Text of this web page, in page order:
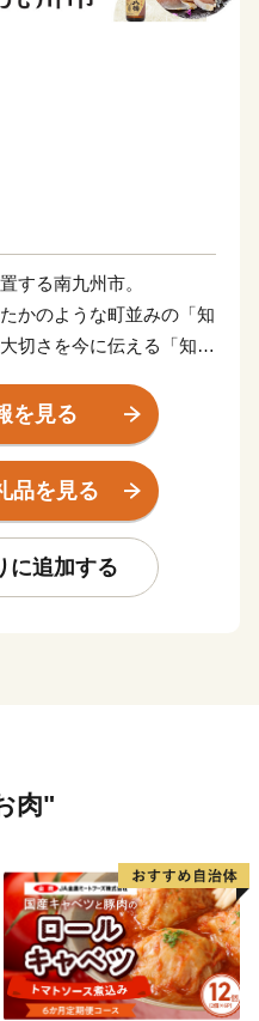
する南九州市。
かのような町並みの「知
切さを今に伝える「知覧
伝統的工芸品に指定され
れています。
の生産量を誇る「知覧
産物のほか、鹿児島黒
さと納税でぜひお楽しみ
を見る
品を見る
に追加する
肉"